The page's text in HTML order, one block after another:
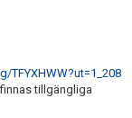
tillgängliga